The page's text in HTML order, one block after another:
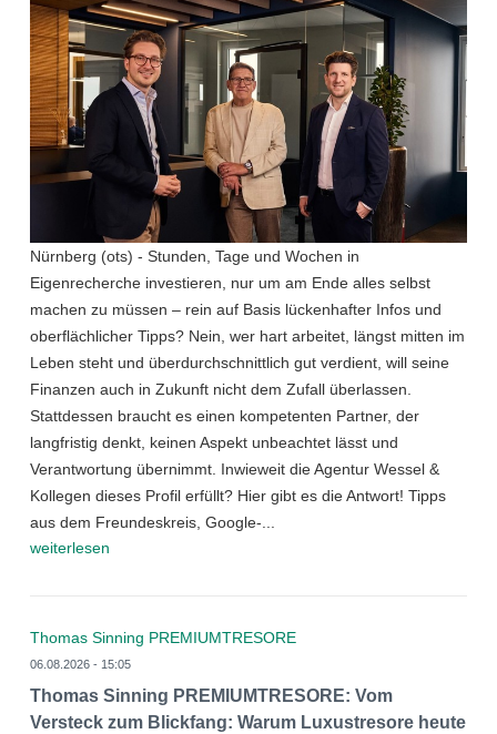
Nürnberg (ots) - Stunden, Tage und Wochen in
Eigenrecherche investieren, nur um am Ende alles selbst
machen zu müssen – rein auf Basis lückenhafter Infos und
oberflächlicher Tipps? Nein, wer hart arbeitet, längst mitten im
Leben steht und überdurchschnittlich gut verdient, will seine
Finanzen auch in Zukunft nicht dem Zufall überlassen.
Stattdessen braucht es einen kompetenten Partner, der
langfristig denkt, keinen Aspekt unbeachtet lässt und
Verantwortung übernimmt. Inwieweit die Agentur Wessel &
Kollegen dieses Profil erfüllt? Hier gibt es die Antwort! Tipps
aus dem Freundeskreis, Google-...
weiterlesen
Thomas Sinning PREMIUMTRESORE
06.08.2026 - 15:05
Thomas Sinning PREMIUMTRESORE: Vom
Versteck zum Blickfang: Warum Luxustresore heute